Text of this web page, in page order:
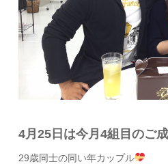
4月25日は今月4組目のご
29歳同士の同い年カップル